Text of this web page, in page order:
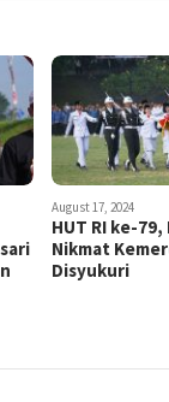
August 17, 2024
HUT RI ke-
Nikmat
Disyukuri